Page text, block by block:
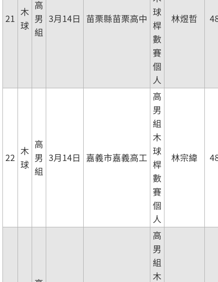
21
木
球
高
男
組
3月14日 苗栗縣苗栗高中
球
桿
數
賽
個
人
林煜哲
22
木
球
高
男
組
3月14日 嘉義市嘉義高工
高
男
組
木
球
桿
數
賽
個
人
林宗緯
高
男
組
木